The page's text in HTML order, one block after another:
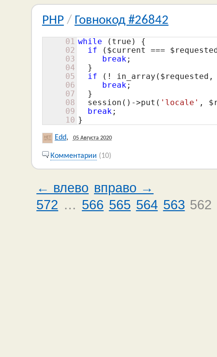
PHP / Говнокод #26842
01
02
03
04
05
06
07
08
09
10
while (true) {
if ( $current ===
break ;
  }
if (! in_array( $requested
break ;
  }
  session()->put(
'locale' ,
break ;
}
Edd, 05 Августа 2020
Комментарии (10)
← влево вправо →
572 … 566 565 564 563 562